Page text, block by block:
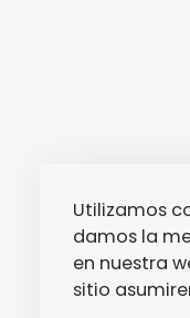
Utilizamos
damos la
en nuestra
sitio